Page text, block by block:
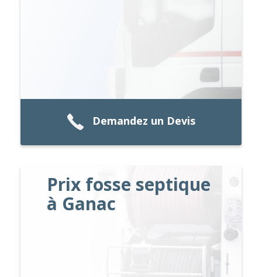
Demandez un Devis
Prix fosse septique
à Ganac